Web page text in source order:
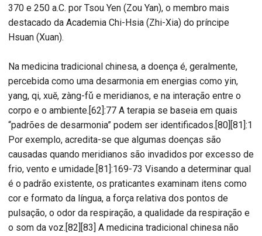
370 e 250 a.C. por Tsou Yen (Zou Yan), o membro mais
destacado da Academia Chi-Hsia (Zhi-Xia) do príncipe
Hsuan (Xuan).
Na medicina tradicional chinesa, a doença é, geralmente,
percebida como uma desarmonia em energias como yin,
yang, qi, xuĕ, zàng-fǔ e meridianos, e na interação entre o
corpo e o ambiente.[62]:77 A terapia se baseia em quais
“padrões de desarmonia” podem ser identificados.[80][81]:1
Por exemplo, acredita-se que algumas doenças são
causadas quando meridianos são invadidos por excesso de
frio, vento e umidade.[81]:169-73 Visando a determinar qual
é o padrão existente, os praticantes examinam itens como
cor e formato da língua, a força relativa dos pontos de
pulsação, o odor da respiração, a qualidade da respiração e
o som da voz.[82][83] A medicina tradicional chinesa não